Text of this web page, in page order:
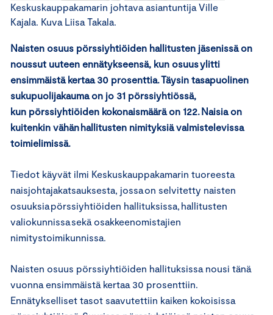
Keskuskauppakamarin johtava asiantuntija Ville
Kajala. Kuva Liisa Takala.
Naisten osuus pörssiyhtiöiden hallitusten jäsenissä on
noussut uuteen ennätykseensä, kun osuus ylitti
ensimmäistä kertaa 30 prosenttia. Täysin tasapuolinen
sukupuolijakauma on jo 31 pörssiyhtiössä,
kun pörssiyhtiöiden kokonaismäärä on 122. Naisia on
kuitenkin vähän hallitusten nimityksiä valmistelevissa
toimielimissä.
Tiedot käyvät ilmi Keskuskauppakamarin tuoreesta
naisjohtajakatsauksesta, jossa on selvitetty naisten
osuuksia pörssiyhtiöiden hallituksissa, hallitusten
valiokunnissa sekä osakkeenomistajien
nimitystoimikunnissa.
Naisten osuus pörssiyhtiöiden hallituksissa nousi tänä
vuonna ensimmäistä kertaa 30 prosenttiin.
Ennätykselliset tasot saavutettiin kaiken kokoisissa